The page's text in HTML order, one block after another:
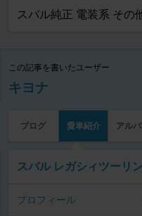
スバル純正 電装系 その
この記事を書いたユーザー
キヨナ
ブログ 愛車紹介 アル
スバル レガシィツーリ
プロフィール